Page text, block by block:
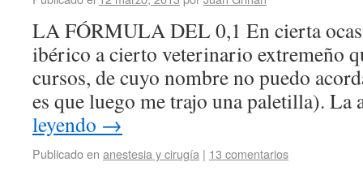
LA FÓRMULA DEL 0,1 En cierta
ibérico a cierto veterinario extremeño
cursos, de cuyo nombre no puedo
es que luego me trajo una paletilla).
leyendo →
Publicado en anestesia y cirugía | 13 comentarios